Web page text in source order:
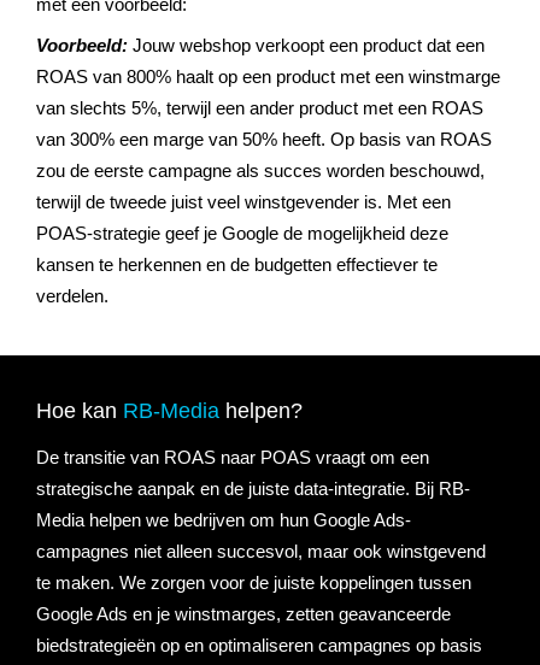
met een voorbeeld:
Voorbeeld: Jouw webshop verkoopt een product dat een
ROAS van 800% haalt op een product met een winstmarge
van slechts 5%, terwijl een ander product met een ROAS
van 300% een marge van 50% heeft. Op basis van ROAS
zou de eerste campagne als succes worden beschouwd,
terwijl de tweede juist veel winstgevender is. Met een
POAS-strategie geef je Google de mogelijkheid deze
kansen te herkennen en de budgetten effectiever te
verdelen.
Hoe kan RB-Media helpen?
De transitie van ROAS naar POAS vraagt om een
strategische aanpak en de juiste data-integratie. Bij RB-
Media helpen we bedrijven om hun Google Ads-
campagnes niet alleen succesvol, maar ook winstgevend
te maken. We zorgen voor de juiste koppelingen tussen
Google Ads en je winstmarges, zetten geavanceerde
biedstrategieën op en optimaliseren campagnes op basis